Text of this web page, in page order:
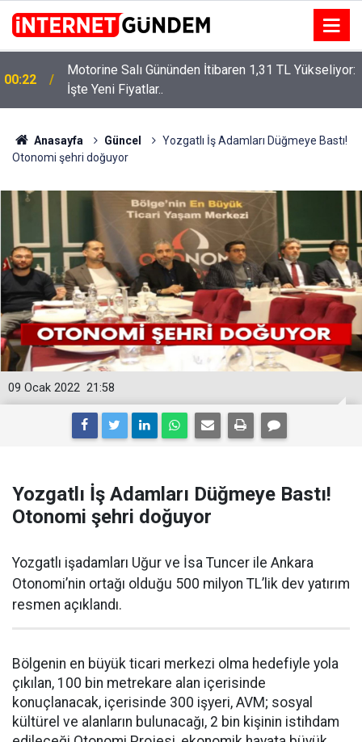
00:22
Motorine Salı Gününden İtibaren 1,31 TL Yükseliyor:
İşte Yeni Fiyatlar..
15:58
Neşet Ertaş’a “Bozkırın Tezenesi” Lakabını Kim
Verdi? Beyaz’la Joker Sorusunun Cevabı Merak
Edildi
Anasayfa Güncel
Yozgatlı İş Adamları Düğmeye Bastı!
Otonomi şehri doğuyor
21:58
09 Ocak 2022
Yozgatlı İş Adamları Düğmeye Bastı!
Otonomi şehri doğuyor
Yozgatlı işadamları Uğur ve İsa Tuncer ile Ankara
Otonomi’nin ortağı olduğu 500 milyon TL’lik dev yatırım
resmen açıklandı.
Bölgenin en büyük ticari merkezi olma hedefiyle yola
çıkılan, 100 bin metrekare alan içerisinde
konuçlanacak, içerisinde 300 işyeri, AVM; sosyal
kültürel ve alanların bulunacağı, 2 bin kişinin istihdam